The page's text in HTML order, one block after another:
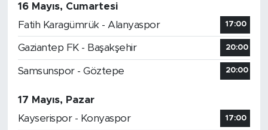
16 Mayıs, Cumartesi
Fatih Karagümrük - Alanyaspor
17:00
Gaziantep FK - Başakşehir 20:00
Samsunspor - Göztepe 20:00
17 Mayıs, Pazar
Kayserispor - Konyaspor
17:00